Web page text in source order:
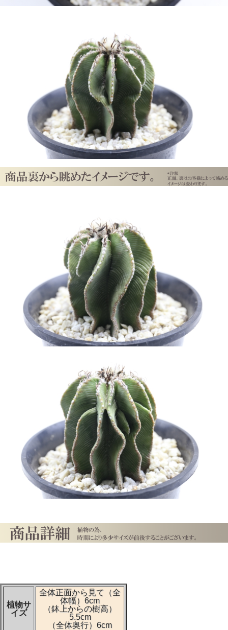
植物サ
イズ
全体正面から見て（全
体幅）6cm
（鉢上からの樹高）
5.5cm
（全体奥行）6cm